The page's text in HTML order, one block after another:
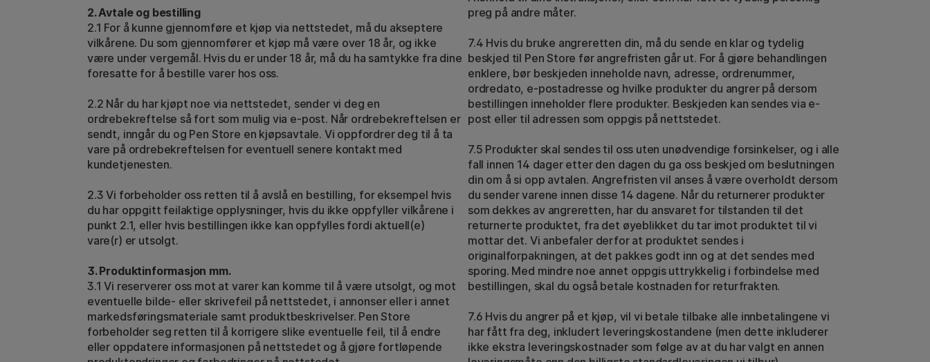
2. Avtale og bestilling
2.1 For å kunne gjennomføre et kjøp via nettstedet, må du akseptere
vilkårene. Du som gjennomfører et kjøp må være over 18 år, og ikke
være under vergemål. Hvis du er under 18 år, må du ha samtykke fra dine
foresatte for å bestille varer hos oss.
2.2 Når du har kjøpt noe via nettstedet, sender vi deg en
ordrebekreftelse så fort som mulig via e-post. Når ordrebekreftelsen er
sendt, inngår du og Pen Store en kjøpsavtale. Vi oppfordrer deg til å ta
vare på ordrebekreftelsen for eventuell senere kontakt med
kundetjenesten.
2.3 Vi forbeholder oss retten til å avslå en bestilling, for eksempel hvis
du har oppgitt feilaktige opplysninger, hvis du ikke oppfyller vilkårene i
punkt 2.1, eller hvis bestillingen ikke kan oppfylles fordi aktuell(e)
vare(r) er utsolgt.
3. Produktinformasjon mm.
3.1 Vi reserverer oss mot at varer kan komme til å være utsolgt, og mot
eventuelle bilde- eller skrivefeil på nettstedet, i annonser eller i annet
markedsføringsmateriale samt produktbeskrivelser. Pen Store
forbeholder seg retten til å korrigere slike eventuelle feil, til å endre
eller oppdatere informasjonen på nettstedet og å gjøre fortløpende
preg på andre måter.
7.4 Hvis du bruke angreretten din, må du sende en klar og tydelig
beskjed til Pen Store før angrefristen går ut. For å gjøre behandlingen
enklere, bør beskjeden inneholde navn, adresse, ordrenummer,
ordredato, e-postadresse og hvilke produkter du angrer på dersom
bestillingen inneholder flere produkter. Beskjeden kan sendes via e-
post eller til adressen som oppgis på nettstedet.
7.5 Produkter skal sendes til oss uten unødvendige forsinkelser, og i alle
fall innen 14 dager etter den dagen du ga oss beskjed om beslutningen
din om å si opp avtalen. Angrefristen vil anses å være overholdt dersom
du sender varene innen disse 14 dagene. Når du returnerer produkter
som dekkes av angreretten, har du ansvaret for tilstanden til det
returnerte produktet, fra det øyeblikket du tar imot produktet til vi
mottar det. Vi anbefaler derfor at produktet sendes i
originalforpakningen, at det pakkes godt inn og at det sendes med
sporing. Med mindre noe annet oppgis uttrykkelig i forbindelse med
bestillingen, skal du også betale kostnaden for returfrakten.
7.6 Hvis du angrer på et kjøp, vil vi betale tilbake alle innbetalingene vi
har fått fra deg, inkludert leveringskostandene (men dette inkluderer
ikke ekstra leveringskostnader som følge av at du har valgt en annen